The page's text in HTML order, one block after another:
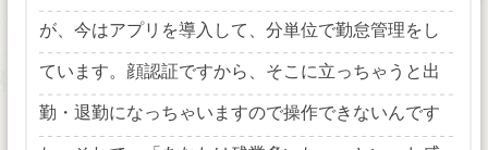
が、今はアプリを導入して、分単位で勤怠管理をし
ています。顔認証ですから、そこに立っちゃうと出
勤・退勤になっちゃいますので操作できないんです